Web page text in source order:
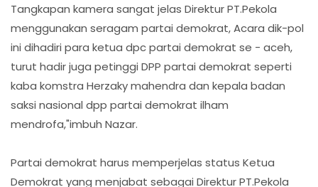
‎Tangkapan kamera sangat jelas Direktur PT.Pekola
menggunakan seragam partai demokrat, Acara dik-pol
ini dihadiri para ketua dpc partai demokrat se - aceh,
turut hadir juga petinggi DPP partai demokrat seperti
kaba komstra Herzaky mahendra dan kepala badan
saksi nasional dpp partai demokrat ilham
mendrofa,"imbuh Nazar.
‎Partai demokrat harus memperjelas status Ketua
Demokrat yang menjabat sebagai Direktur PT.Pekola